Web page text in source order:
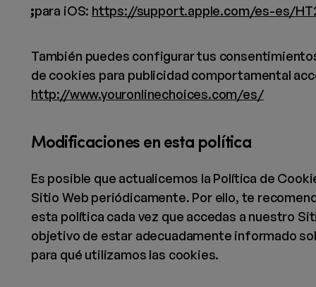
;para iOS: https://support.apple.com/es-es/
También puedes configurar tus
de cookies para publicidad comportamental
http://www.youronlinechoices.com/es/
Modificaciones en esta política
Es posible que actualicemos la Política de
Sitio Web periódicamente. Por ello, te
esta política cada vez que accedas a nuestro
objetivo de estar adecuadamente informado
para qué utilizamos las cookies.